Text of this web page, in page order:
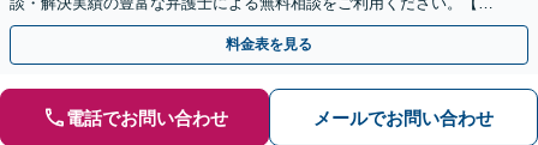
倫相談は初回0円】【全国対応】
料金表を見る
電話でお問い合わせ メールでお問い合わせ